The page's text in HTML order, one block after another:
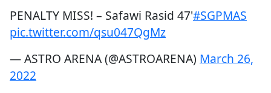
PENALTY MISS! – Safawi Rasid 47'#SGPMAS
pic.twitter.com/qsu047QgMz
— ASTRO ARENA (@ASTROARENA) March 26,
2022